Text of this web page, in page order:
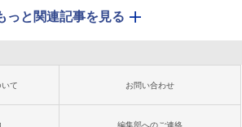
っと関連記事を見る
て お問い合わせ
編集部へのご連絡